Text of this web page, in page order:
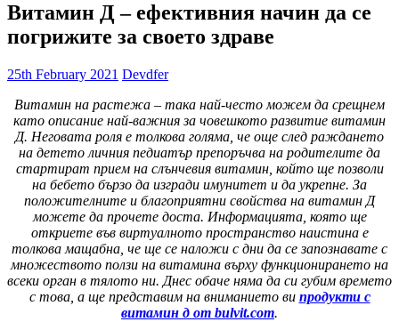
Витамин Д – ефективния начин да се
погрижите за своето здраве
25th February 2021 Devdfer
Витамин на растежа – така най-често можем да срещнем
като описание най-важния за човешкото развитие витамин
Д. Неговата роля е толкова голяма, че още след раждането
на детето личния педиатър препоръчва на родителите да
стартират прием на слънчевия витамин, който ще позволи
на бебето бързо да изгради имунитет и да укрепне. За
положителните и благоприятни свойства на витамин Д
можете да прочете доста. Информацията, която ще
откриете във виртуалното пространство наистина е
толкова мащабна, че ще се наложи с дни да се запознавате с
множеството ползи на витамина върху функционирането на
всеки орган в тялото ни. Днес обаче няма да си губим времето
с това, а ще представим на вниманието ви продукти с
витамин д от bulvit.com.